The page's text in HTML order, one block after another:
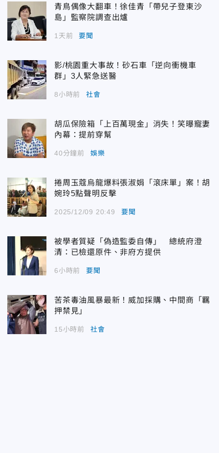
青鳥偶像大翻車！徐佳青「帶兒子登東沙
島」監察院調查出爐
1天前 要聞
影/桃園重大事故！砂石車「逆向衝機車
群」3人緊急送醫
8小時前 社會
胡瓜保險箱「上百萬現金」消失！笑曝寵妻
內幕：提前穿幫
40分鐘前 娛樂
捲周玉蔻烏龍爆料張淑娟「滾床單」案！胡
婉玲5點聲明反擊
2025/12/09 20:49 要聞
被學者質疑「偽造監委自傳」 總統府澄
清：已檢還原件、非府方提供
6小時前 要聞
苦茶毒油風暴最新！威加採購、中間商「羈
押禁見」
15小時前 社會